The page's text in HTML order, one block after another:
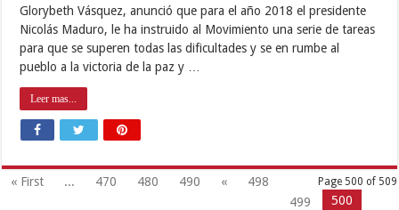
Glorybeth Vásquez, anunció que para el año 2018 el presidente
Nicolás Maduro, le ha instruido al Movimiento una serie de tareas
para que se superen todas las dificultades y se en rumbe al
pueblo a la victoria de la paz y …
Leer mas...
Page 500 of 509
« First ... 470 480 490 «
498
499
500